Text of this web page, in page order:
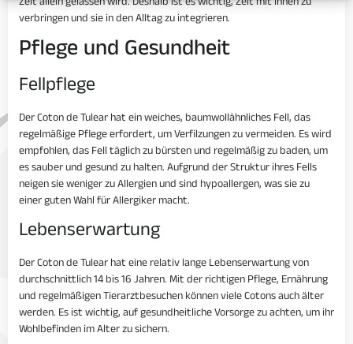
verbringen und sie in den Alltag zu integrieren.
Pflege und Gesundheit
Fellpflege
Der Coton de Tulear hat ein weiches, baumwollähnliches Fell, das
regelmäßige Pflege erfordert, um Verfilzungen zu vermeiden. Es wird
empfohlen, das Fell täglich zu bürsten und regelmäßig zu baden, um
es sauber und gesund zu halten. Aufgrund der Struktur ihres Fells
neigen sie weniger zu Allergien und sind hypoallergen, was sie zu
einer guten Wahl für Allergiker macht.
Lebenserwartung
Der Coton de Tulear hat eine relativ lange Lebenserwartung von
durchschnittlich 14 bis 16 Jahren. Mit der richtigen Pflege, Ernährung
und regelmäßigen Tierarztbesuchen können viele Cotons auch älter
werden. Es ist wichtig, auf gesundheitliche Vorsorge zu achten, um ihr
Wohlbefinden im Alter zu sichern.